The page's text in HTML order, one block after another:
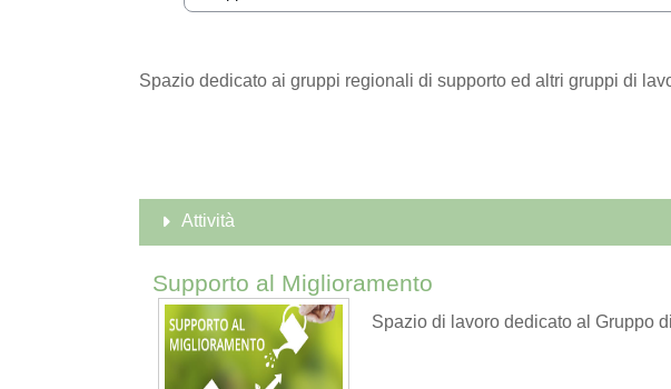
Spazio dedicato ai gruppi regionali di supporto ed altri gruppi di
Attività
Supporto al Miglioramento
Spazio di lavoro dedicato al Gruppo